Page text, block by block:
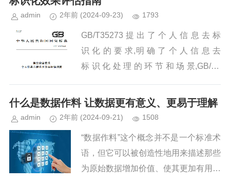
admin 2年前 (2024-09-23) 1793
GB/T35273 提 出 了 个 人 信 息 去 标
识 化 的 要 求,明 确 了 个 人 信 息 去
标 识 化 处 理 的 环 节 和 场 景,GB/T3
动...
什么是数据作料 让数据更有意义、更易于理解
admin 2年前 (2024-09-21) 1508
“数据作料”这个概念并不是一个标准术
语，但它可以被创造性地用来描述那些
为原始数据增加价值、使其更加有用和